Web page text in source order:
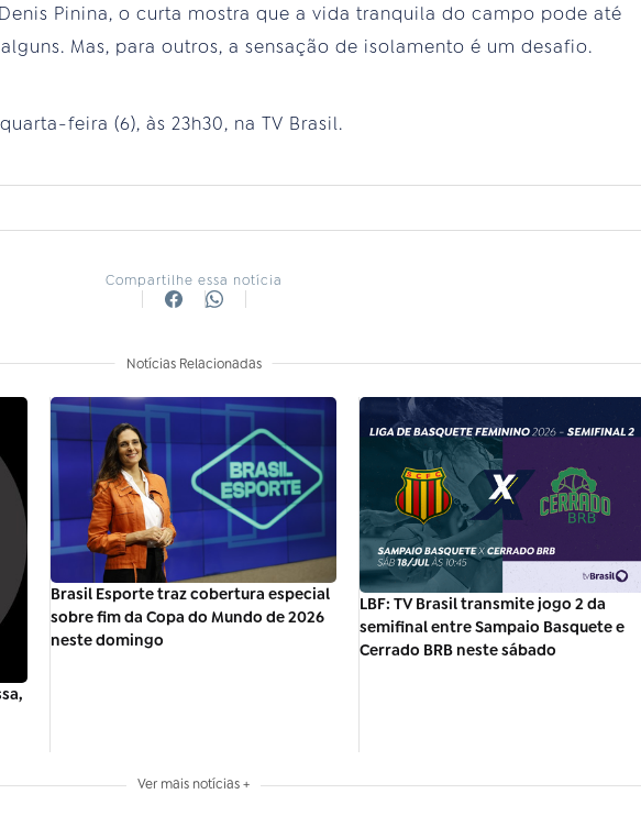
Pinina, o curta mostra que a vida tranquila do campo pode até
Mas, para outros, a sensação de isolamento é um desafio.
feira (6), às 23h30, na TV Brasil.
Compartilhe essa notícia
Notícias Relacionadas
Brasil Esporte traz cobertura especial
sobre fim da Copa do Mundo de 2026
neste domingo
LBF: TV Brasil transmite jogo 2 da
semifinal entre Sampaio Basquete e
Cerrado BRB neste sábado
Ver mais notícias +